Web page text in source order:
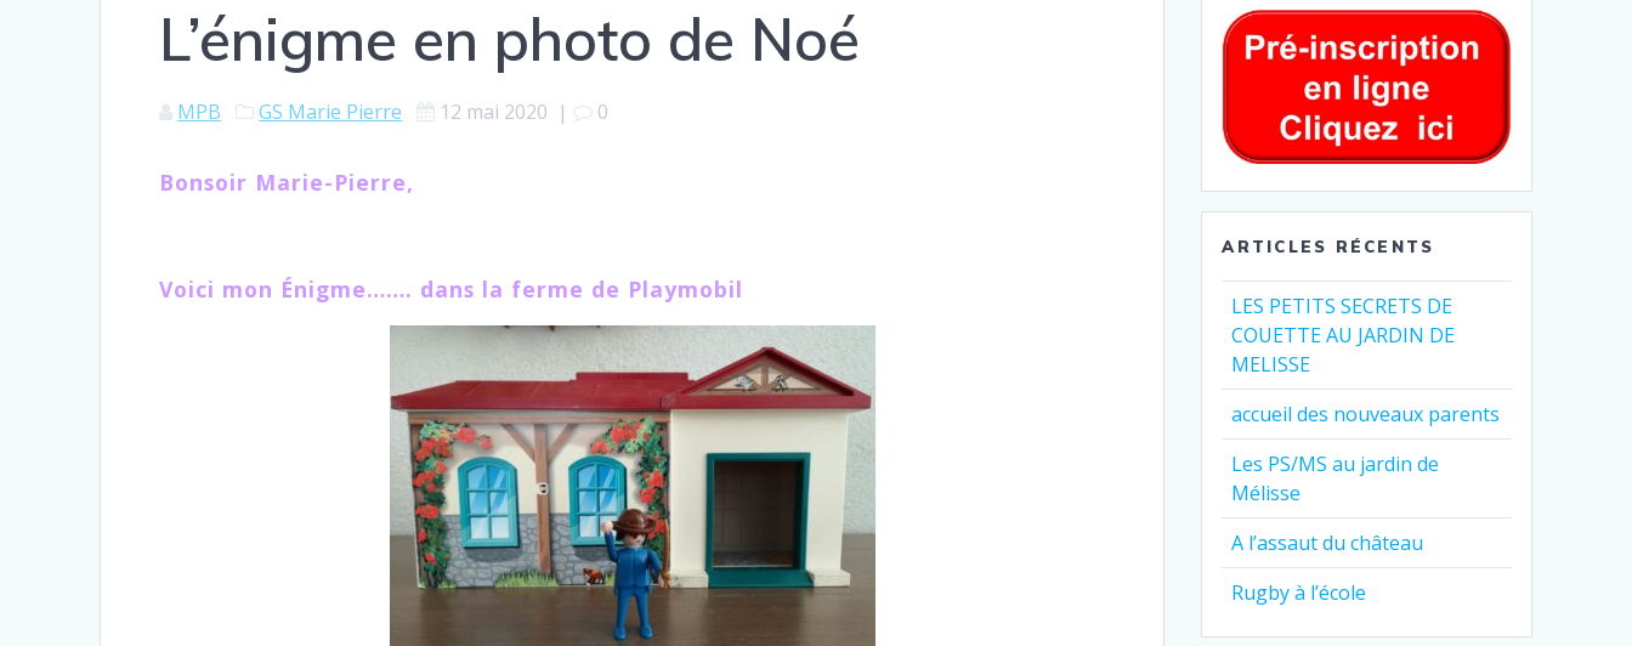
L’énigme en photo de Noé
MPB GS Marie Pierre 12 mai 2020 | 0
Bonsoir Marie-Pierre,
Voici mon Énigme……. dans la ferme de Playmobil
ARTICLES RÉCENTS
LES PETITS SECRETS DE
COUETTE AU JARDIN DE
MELISSE
accueil des nouveaux parents
Les PS/MS au jardin de
Mélisse
A l’assaut du château
Rugby à l’école